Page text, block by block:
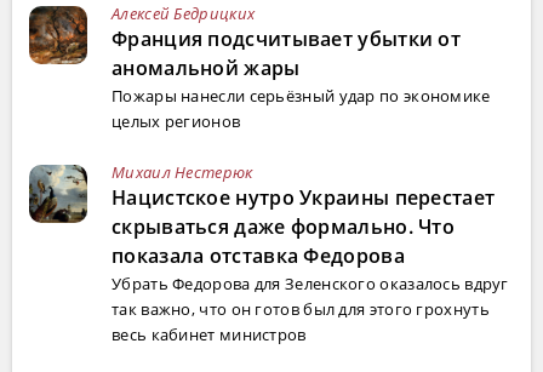
Алексей Бедрицких
Франция подсчитывает убытки от
аномальной жары
Пожары нанесли серьёзный удар по экономике
целых регионов
Михаил Нестерюк
Нацистское нутро Украины перестает
скрываться даже формально. Что
показала отставка Федорова
Убрать Федорова для Зеленского оказалось вдруг
так важно, что он готов был для этого грохнуть
весь кабинет министров